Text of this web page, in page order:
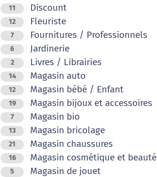
11 Discount
12 Fleuriste
7 Fournitures / Professionnels
6 Jardinerie
2 Livres / Librairies
14 Magasin auto
12 Magasin bébé / Enfant
19 Magasin bijoux et accessoires
7 Magasin bio
13 Magasin bricolage
21 Magasin chaussures
16 Magasin cosmétique et beauté
5 Magasin de jouet